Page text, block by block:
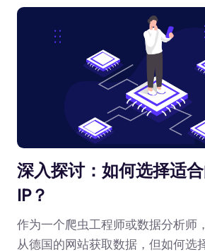
深入探讨：如何选择适
IP？
作为一个爬虫工程师或数据分析师
从德国的网站获取数据，但如何选